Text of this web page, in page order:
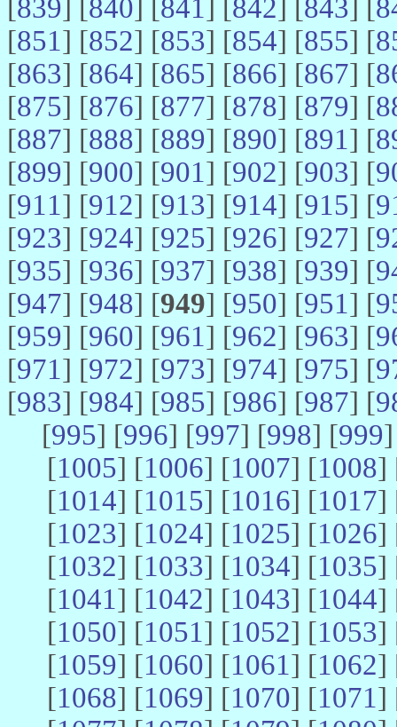
[839] [840] [841] [842] [843] [
[851] [852] [853] [854] [855] [
[863] [864] [865] [866] [867] [
[875] [876] [877] [878] [879] [
[887] [888] [889] [890] [891] [
[899] [900] [901] [902] [903] [
[911] [912] [913] [914] [915] [
[923] [924] [925] [926] [927] [
[935] [936] [937] [938] [939] [
[947] [948] [949] [950] [951] [
[959] [960] [961] [962] [963] [
[971] [972] [973] [974] [975] [
[983] [984] [985] [986] [987] [
[995] [996] [997] [998] [999
[1005] [1006] [1007] [1008]
[1014] [1015] [1016] [1017]
[1023] [1024] [1025] [1026]
[1032] [1033] [1034] [1035]
[1041] [1042] [1043] [1044]
[1050] [1051] [1052] [1053]
[1059] [1060] [1061] [1062]
[1068] [1069] [1070] [1071]